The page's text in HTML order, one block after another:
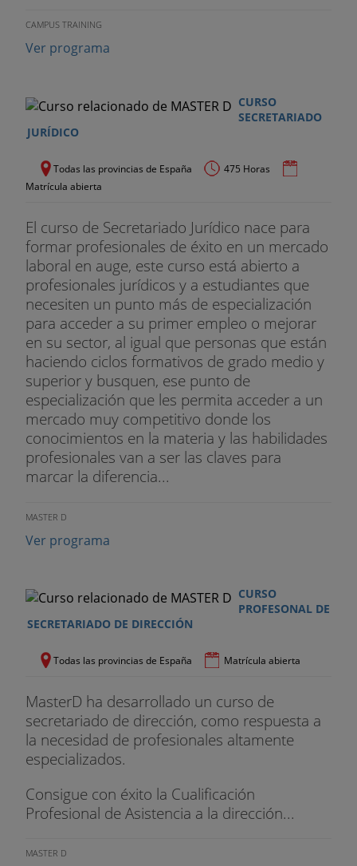
CAMPUS TRAINING
Ver programa
CURSO
SECRETARIADO
JURÍDICO
Todas las provincias de España
475 Horas
Matrícula abierta
El curso de Secretariado Jurídico nace para
formar profesionales de éxito en un mercado
laboral en auge, este curso está abierto a
profesionales jurídicos y a estudiantes que
necesiten un punto más de especialización
para acceder a su primer empleo o mejorar
en su sector, al igual que personas que están
haciendo ciclos formativos de grado medio y
superior y busquen, ese punto de
especialización que les permita acceder a un
mercado muy competitivo donde los
conocimientos en la materia y las habilidades
profesionales van a ser las claves para
marcar la diferencia...
MASTER D
Ver programa
CURSO
PROFESONAL DE
SECRETARIADO DE DIRECCIÓN
Todas las provincias de España Matrícula abierta
MasterD ha desarrollado un curso de
secretariado de dirección, como respuesta a
la necesidad de profesionales altamente
especializados.
Consigue con éxito la Cualificación
Profesional de Asistencia a la dirección...
MASTER D